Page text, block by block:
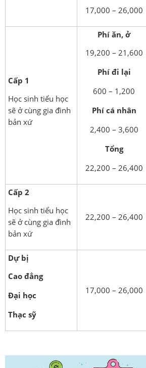
17,000 – 26,000
Cấp 1
Học sinh tiểu học
sẽ ở cùng gia đình
bản xứ
Phí ăn, ở
19,200 – 21,600
Phí đi lại
600 – 1,200
Phí cá nhân
2,400 – 3,600
Tổng
22,200 – 26,400
Cấp 2
Học sinh tiểu học
sẽ ở cùng gia đình
bản xứ
22,200 – 26,400
Dự bị
Cao đẳng
Đại học
Thạc sỹ
17,000 – 26,000